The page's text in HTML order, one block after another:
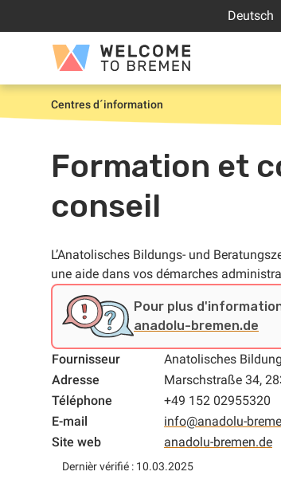
Deutsch
Welcome
to
Bremen
Accueil
Centres d´information
Formation et
conseil
L’Anatolisches Bildungs- und
une aide dans vos démarches
Pour plus
anadolu-bremen.de
Fournisseur
Anatolisches
Adresse
Marschstraße 34,
Téléphone
+49 152 02955320
E-mail
info@anadolu-
Site web
anadolu-bremen.de
Dernièr vérifié : 10.03.2025